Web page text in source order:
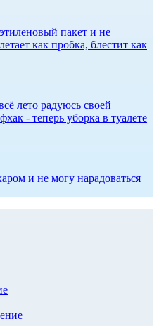
пакет и не
как пробка, блестит как
лето радуюсь своей
- теперь уборка в туалете
и не могу нарадоваться